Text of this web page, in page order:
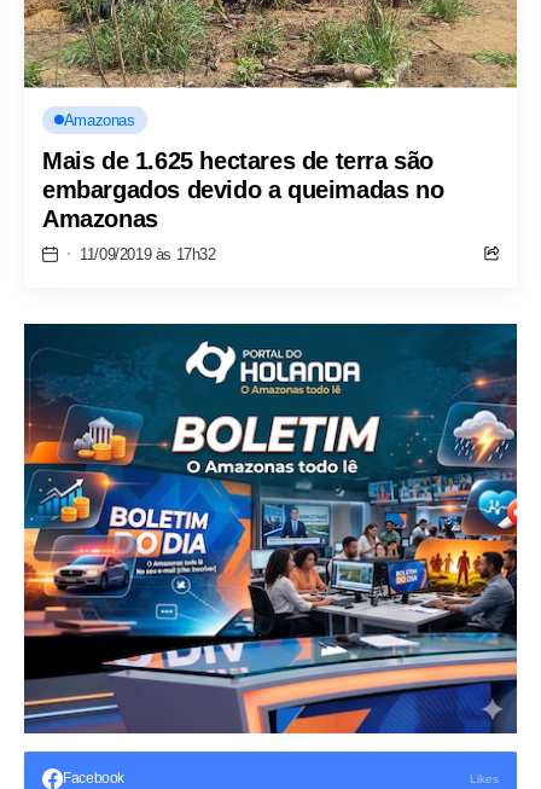
Amazonas
Mais de 1.625 hectares de terra são
embargados devido a queimadas no
Amazonas
11/09/2019 às 17h32
Facebook Likes